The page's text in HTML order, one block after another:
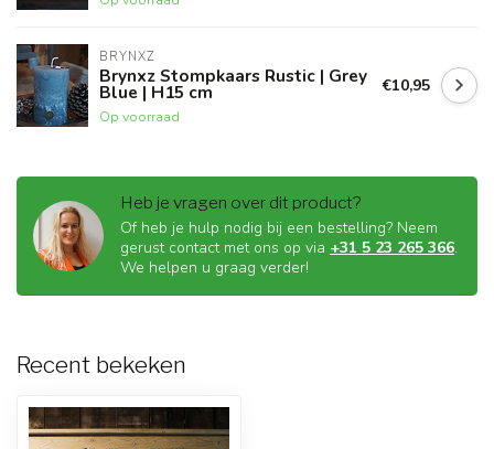
BRYNXZ
Brynxz Stompkaars Rustic | Grey
Blue | H15 cm
Op voorraad
€10,95
Heb je vragen over dit product?
Of heb je hulp nodig bij een bestelling? Neem
gerust contact met ons op via +31 5 23 265 366.
We helpen u graag verder!
Recent bekeken